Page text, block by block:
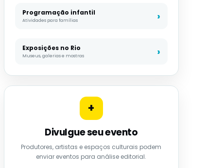
Programação infantil
Atividades para famílias
Exposições no Rio
Museus, galerias e mostras
+
Divulgue seu evento
Produtores, artistas e espaços culturais podem
enviar eventos para análise editorial.